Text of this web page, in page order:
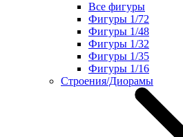
Все фигуры
Фигуры 1/72
Фигуры 1/48
Фигуры 1/32
Фигуры 1/35
Фигуры 1/16
Строения/Диорамы